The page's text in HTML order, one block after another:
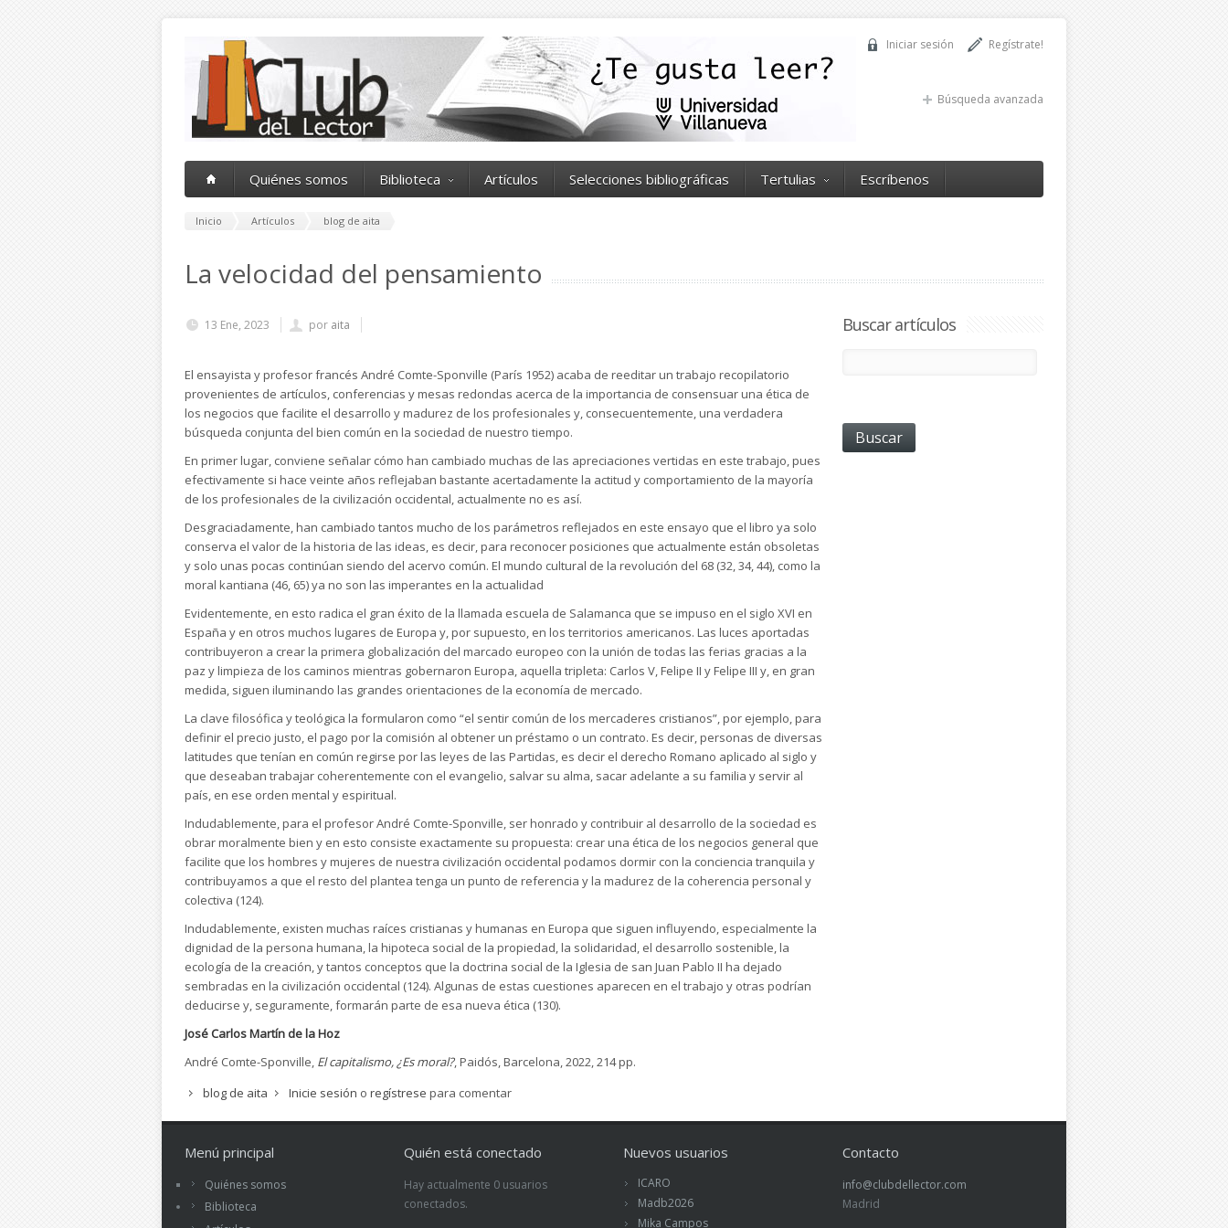
Regístrate!
Iniciar sesión
Búsqueda avanzada
Quiénes somos Biblioteca Artículos Selecciones bibliográficas Tertulias Escríbenos
Inicio Artículos blog de aita
La velocidad del pensamiento
13 Ene, 2023 por aita
El ensayista y profesor francés André Comte-Sponville (París 1952) acaba de reeditar un trabajo recopilatorio
provenientes de artículos, conferencias y mesas redondas acerca de la importancia de consensuar una ética de
los negocios que facilite el desarrollo y madurez de los profesionales y, consecuentemente, una verdadera
búsqueda conjunta del bien común en la sociedad de nuestro tiempo.
En primer lugar, conviene señalar cómo han cambiado muchas de las apreciaciones vertidas en este trabajo, pues
efectivamente si hace veinte años reflejaban bastante acertadamente la actitud y comportamiento de la mayoría
de los profesionales de la civilización occidental, actualmente no es así.
Desgraciadamente, han cambiado tantos mucho de los parámetros reflejados en este ensayo que el libro ya solo
conserva el valor de la historia de las ideas, es decir, para reconocer posiciones que actualmente están obsoletas
y solo unas pocas continúan siendo del acervo común. El mundo cultural de la revolución del 68 (32, 34, 44), como la
moral kantiana (46, 65) ya no son las imperantes en la actualidad
Evidentemente, en esto radica el gran éxito de la llamada escuela de Salamanca que se impuso en el siglo XVI en
España y en otros muchos lugares de Europa y, por supuesto, en los territorios americanos. Las luces aportadas
contribuyeron a crear la primera globalización del marcado europeo con la unión de todas las ferias gracias a la
paz y limpieza de los caminos mientras gobernaron Europa, aquella tripleta: Carlos V, Felipe II y Felipe III y, en gran
medida, siguen iluminando las grandes orientaciones de la economía de mercado.
La clave filosófica y teológica la formularon como “el sentir común de los mercaderes cristianos”, por ejemplo, para
definir el precio justo, el pago por la comisión al obtener un préstamo o un contrato. Es decir, personas de diversas
latitudes que tenían en común regirse por las leyes de las Partidas, es decir el derecho Romano aplicado al siglo y
que deseaban trabajar coherentemente con el evangelio, salvar su alma, sacar adelante a su familia y servir al
país, en ese orden mental y espiritual.
Indudablemente, para el profesor André Comte-Sponville, ser honrado y contribuir al desarrollo de la sociedad es
obrar moralmente bien y en esto consiste exactamente su propuesta: crear una ética de los negocios general que
facilite que los hombres y mujeres de nuestra civilización occidental podamos dormir con la conciencia tranquila y
contribuyamos a que el resto del plantea tenga un punto de referencia y la madurez de la coherencia personal y
colectiva (124).
Indudablemente, existen muchas raíces cristianas y humanas en Europa que siguen influyendo, especialmente la
dignidad de la persona humana, la hipoteca social de la propiedad, la solidaridad, el desarrollo sostenible, la
ecología de la creación, y tantos conceptos que la doctrina social de la Iglesia de san Juan Pablo II ha dejado
sembradas en la civilización occidental (124). Algunas de estas cuestiones aparecen en el trabajo y otras podrían
deducirse y, seguramente, formarán parte de esa nueva ética (130).
José Carlos Martín de la Hoz
André Comte-Sponville, El capitalismo, ¿Es moral?, Paidós, Barcelona, 2022, 214 pp.
blog de aita
Inicie sesión o regístrese para comentar
Buscar artículos
Menú principal
Quiénes somos
Biblioteca
Quién está conectado
Hay actualmente 0 usuarios
conectados.
Nuevos usuarios
ICARO
Madb2026
Mika Campos
Contacto
info@clubdellector.com
Madrid